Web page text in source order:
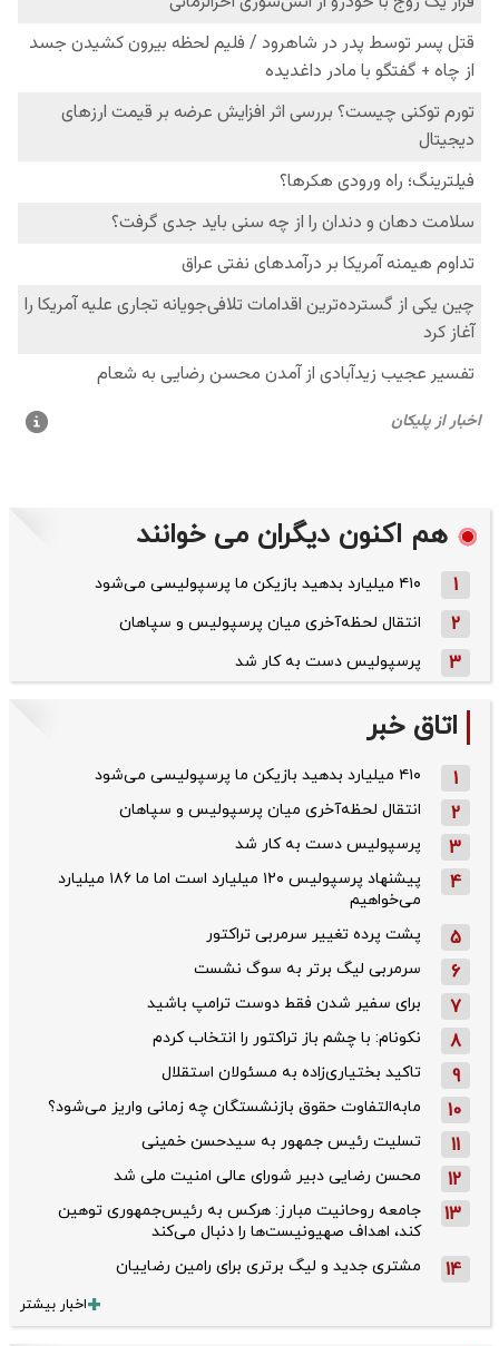
هم اکنون دیگران می خوانند
1 ۴۱۰ میلیارد بدهید بازیکن ما پرسپولیسی می‌شود
2 انتقال لحظه‌آخری میان پرسپولیس و سپاهان
3 پرسپولیس دست به کار شد
اتاق خبر
1 ۴۱۰ میلیارد بدهید بازیکن ما پرسپولیسی می‌شود
2 انتقال لحظه‌آخری میان پرسپولیس و سپاهان
3 پرسپولیس دست به کار شد
4
پیشنهاد پرسپولیس ۱۲۰ میلیارد است اما ما ۱۸۶ میلیارد
می‌خواهیم
5 پشت پرده تغییر سرمربی تراکتور
6 سرمربی لیگ برتر به سوگ نشست
7 برای سفیر شدن فقط دوست ترامپ باشید
8 نکونام: با چشم باز تراکتور را انتخاب کردم
9 تاکید بختیاری‌زاده به مسئولان استقلال
10 مابه‌التفاوت حقوق بازنشستگان چه زمانی واریز می‌شود؟
11 تسلیت رئیس جمهور به سیدحسن خمینی
12 محسن رضایی دبیر شورای عالی امنیت ملی شد
13
جامعه روحانیت مبارز: هرکس به رئیس‌جمهوری توهین
کند، اهداف صهیونیست‌ها را دنبال می‌کند
14 مشتری جدید و لیگ برتری برای رامین رضاییان
اخبار بیشتر